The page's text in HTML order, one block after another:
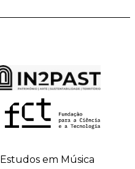
em Música